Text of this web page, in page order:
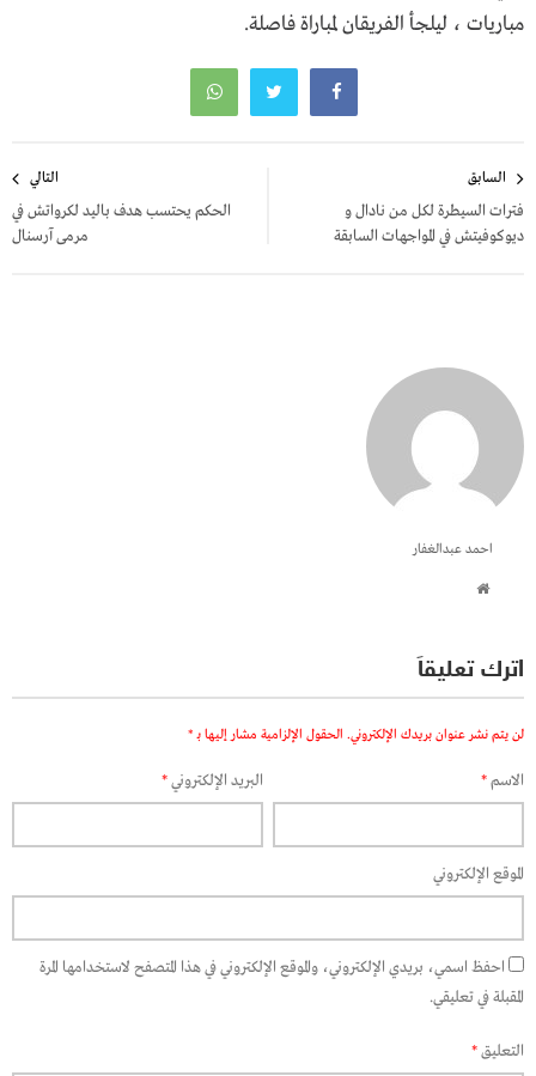
مباريات ، ليلجأ الفريقان لمباراة فاصلة.
المقالات
السابق
فترات السيطرة لكل من نادال و
ديوكوفيتش في المواجهات السابقة
التالي
الحكم يحتسب هدف باليد لكرواتش في
مرمى آرسنال
احمد عبدالغفار
اترك تعليقاً
لن يتم نشر عنوان بريدك الإلكتروني. الحقول الإلزامية مشار إليها بـ *
الاسم* البريد الإلكتروني*
الموقع الإلكتروني
احفظ اسمي، بريدي الإلكتروني، والموقع الإلكتروني في هذا المتصفح لاستخدامها المرة
المقبلة في تعليقي.
التعليق*